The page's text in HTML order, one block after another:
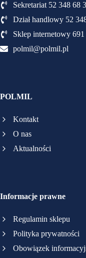
Sekretariat 52 348 68
Dział handlowy 52
Sklep internetowy
polmil@polmil.pl
POLMIL
Kontakt
O nas
Aktualności
Informacje prawne
Regulamin sklepu
Polityka prywatności
Obowiązek